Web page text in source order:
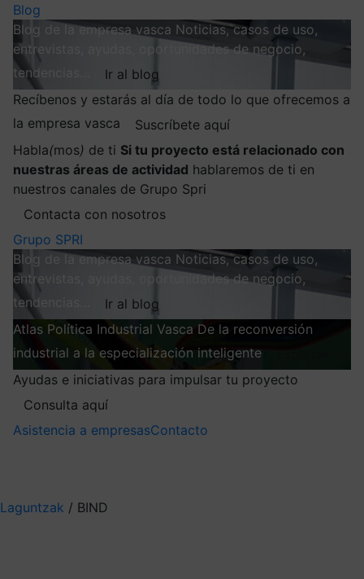
Blog
Blog de la empresa vasca Noticias, casos de uso,
entrevistas, ayudas, oportunidades de negocio,
tendencias…
Ir al blog
Recíbenos y estarás al día de todo lo que ofrecemos a
la empresa vasca
Suscríbete aquí
Habla(mos) de ti Si tu proyecto está relacionado con
nuestras áreas de actividad hablaremos de ti en
nuestros canales de Grupo Spri
Contacta con nosotros
Grupo SPRI
Blog de la empresa vasca Noticias, casos de uso,
entrevistas, ayudas, oportunidades de negocio,
tendencias…
Ir al blog
Atlas Política Industrial Vasca De la reconversión
industrial a la especialización inteligente
Ayudas e iniciativas para impulsar tu proyecto
Consulta aquí
Asistencia a empresasContacto
Laguntzak / BIND